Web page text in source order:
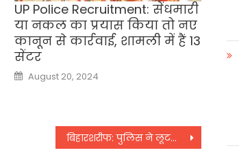
UP Police Recruitment: सेंधमारी
या नकल का प्रयास किया तो नए
कानून से कार्रवाई, शामली में हैं 13
सेंटर
Posted
on
August 20, 2024
बिहारशरीफ: पुलिस ने लूटकांड का उद्भेदन कर एक अपराधी को लूटी गयी राशि के साथ किया गिरफ्तार